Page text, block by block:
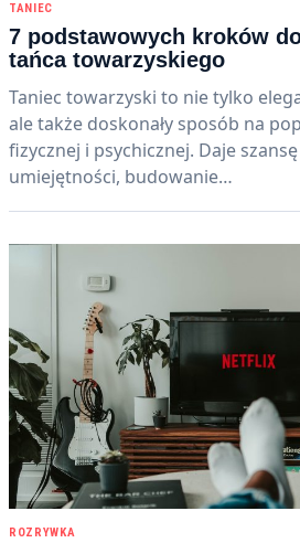
TANIEC
7 podstawowych kroków
tańca towarzyskiego
Taniec towarzyski to nie tylko
ale także doskonały sposób na
fizycznej i psychicznej. Daje
umiejętności, budowanie…
ROZRYWKA